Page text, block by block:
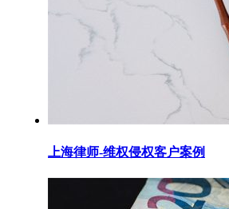
上海律师-维权侵权客户案例